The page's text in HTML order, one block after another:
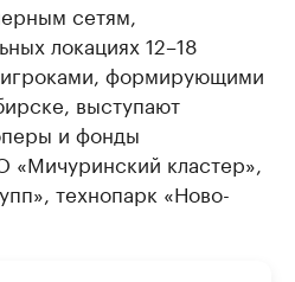
сетям,
локациях 12–18
формирующими
выступают
и фонды
кластер»,
технопарк «Ново-